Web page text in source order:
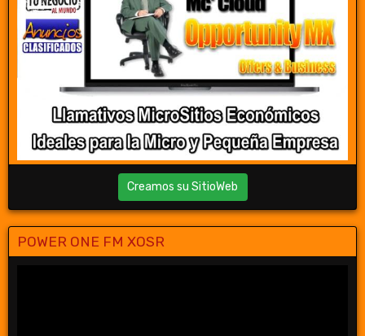
Creamos su SitioWeb
POWER ONE FM XOSR